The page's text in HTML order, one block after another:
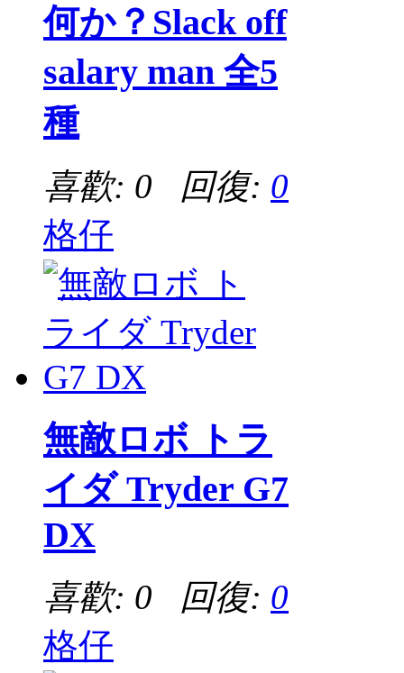
何か？Slack off
salary man 全5
種
喜歡: 0 回復: 0
格仔
無敵ロボ トラ
イダ Tryder G7
DX
喜歡: 0 回復: 0
格仔